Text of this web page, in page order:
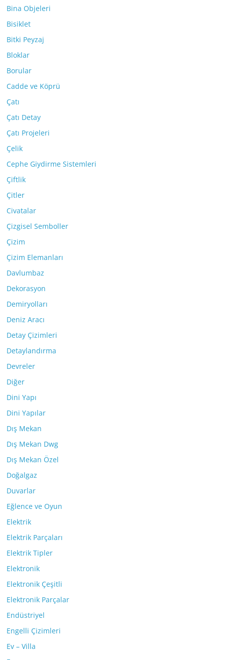
Bina Objeleri
Bisiklet
Bitki Peyzaj
Bloklar
Borular
Cadde ve Köprü
Çatı
Çatı Detay
Çatı Projeleri
Çelik
Cephe Giydirme Sistemleri
Çiftlik
Çitler
Civatalar
Çizgisel Semboller
Çizim
Çizim Elemanları
Davlumbaz
Dekorasyon
Demiryolları
Deniz Aracı
Detay Çizimleri
Detaylandırma
Devreler
Diğer
Dini Yapı
Dini Yapılar
Dış Mekan
Dış Mekan Dwg
Dış Mekan Özel
Doğalgaz
Duvarlar
Eğlence ve Oyun
Elektrik
Elektrik Parçaları
Elektrik Tipler
Elektronik
Elektronik Çeşitli
Elektronik Parçalar
Endüstriyel
Engelli Çizimleri
Ev – Villa